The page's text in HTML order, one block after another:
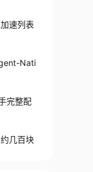
速列表
Nati
完整配
几百块